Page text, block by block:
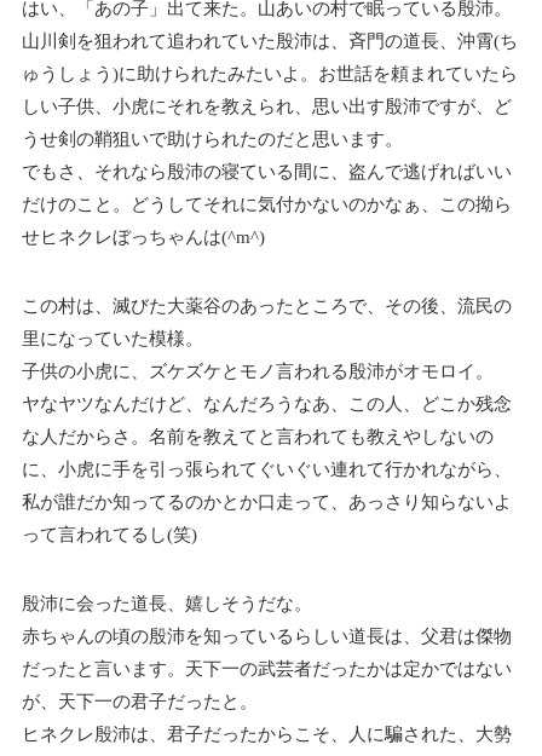
はい、「あの子」出て来た。山あいの村で眠っている殷沛。
山川剣を狙われて追われていた殷沛は、斉門の道長、沖霄(ち
ゅうしょう)に助けられたみたいよ。お世話を頼まれていたら
しい子供、小虎にそれを教えられ、思い出す殷沛ですが、ど
うせ剣の鞘狙いで助けられたのだと思います。
でもさ、それなら殷沛の寝ている間に、盗んで逃げればいい
だけのこと。どうしてそれに気付かないのかなぁ、この拗ら
せヒネクレぼっちゃんは(^m^)
この村は、滅びた大薬谷のあったところで、その後、流民の
里になっていた模様。
子供の小虎に、ズケズケとモノ言われる殷沛がオモロイ。
ヤなヤツなんだけど、なんだろうなあ、この人、どこか残念
な人だからさ。名前を教えてと言われても教えやしないの
に、小虎に手を引っ張られてぐいぐい連れて行かれながら、
私が誰だか知ってるのかとか口走って、あっさり知らないよ
って言われてるし(笑)
殷沛に会った道長、嬉しそうだな。
赤ちゃんの頃の殷沛を知っているらしい道長は、父君は傑物
だったと言います。天下一の武芸者だったかは定かではない
が、天下一の君子だったと。
ヒネクレ殷沛は、君子だったからこそ、人に騙された、大勢